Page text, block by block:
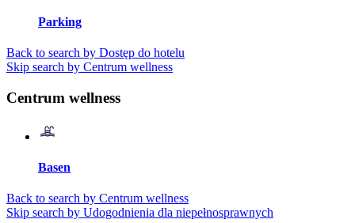
Parking
Back to search by Dostęp do hotelu
Skip search by Centrum wellness
Centrum wellness
Basen
Back to search by Centrum wellness
Skip search by Udogodnienia dla niepełnosprawnych